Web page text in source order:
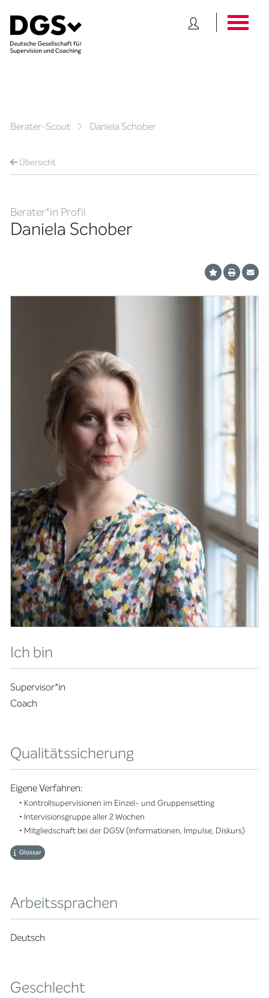
Berater-Scout Daniela Schober
Übersicht
Berater*in Profil
Daniela Schober
Ich bin
Supervisor*in
Coach
Qualitätssicherung
Eigene Verfahren:
• Kontrollsupervisionen im Einzel- und Gruppensetting
• Intervisionsgruppe aller 2 Wochen
• Mitgliedschaft bei der DGSV (Informationen, Impulse, Diskurs)
Glossar
Arbeitssprachen
Deutsch
Geschlecht